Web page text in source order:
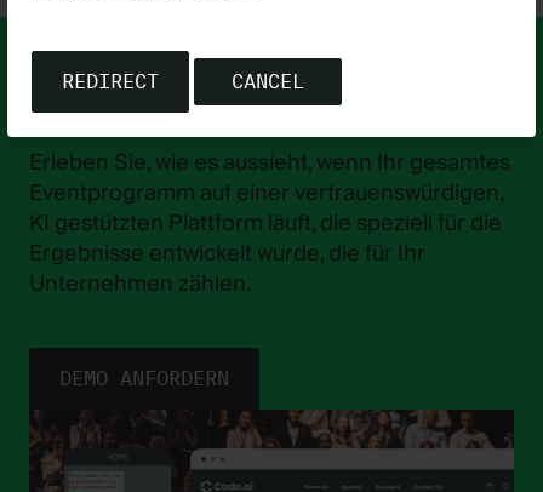
IHR NÄCHSTES EVENT
VERDIENT MEHR
Erleben Sie, wie es aussieht, wenn Ihr gesamtes
Eventprogramm auf einer vertrauenswürdigen,
KI gestützten Plattform läuft, die speziell für die
Ergebnisse entwickelt wurde, die für Ihr
Unternehmen zählen.
DEMO ANFORDERN